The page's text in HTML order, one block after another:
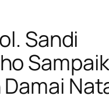
Sandi